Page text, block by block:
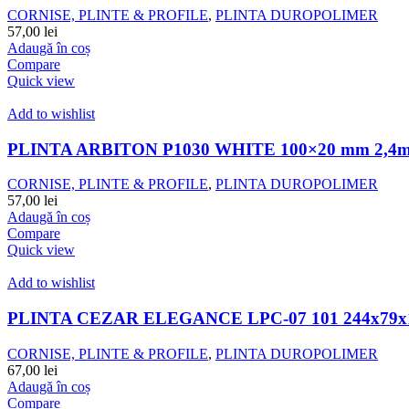
CORNISE, PLINTE & PROFILE, PLINTA DUROPOLIMER
57,00 lei
Adaugă în coș
Compare
Quick view
Add to wishlist
PLINTA ARBITON P1030 WHITE 100×20 mm
CORNISE, PLINTE & PROFILE, PLINTA DUROPOLIMER
57,00 lei
Adaugă în coș
Compare
Quick view
Add to wishlist
PLINTA CEZAR ELEGANCE LPC-07 101
CORNISE, PLINTE & PROFILE, PLINTA DUROPOLIMER
67,00 lei
Adaugă în coș
Compare